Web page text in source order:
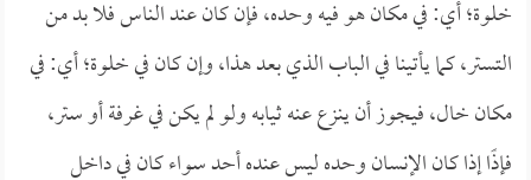
خلوة؛ أي: في مكان هو فيه وحده، فإن كان عند الناس فلا بد من
التستر، كما يأتينا في الباب الذي بعد هذا، وإن كان في خلوة؛ أي: في
مكان خال، فيجوز أن ينزع عنه ثيابه ولو لم يكن في غرفة أو ستر،
فإذًا إذا كان الإنسان وحده ليس عنده أحد سواء كان في داخل